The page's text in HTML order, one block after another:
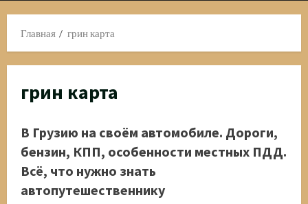
Главная грин карта
грин карта
В Грузию на своём автомобиле. Дороги,
бензин, КПП, особенности местных ПДД.
Всё, что нужно знать
автопутешественнику